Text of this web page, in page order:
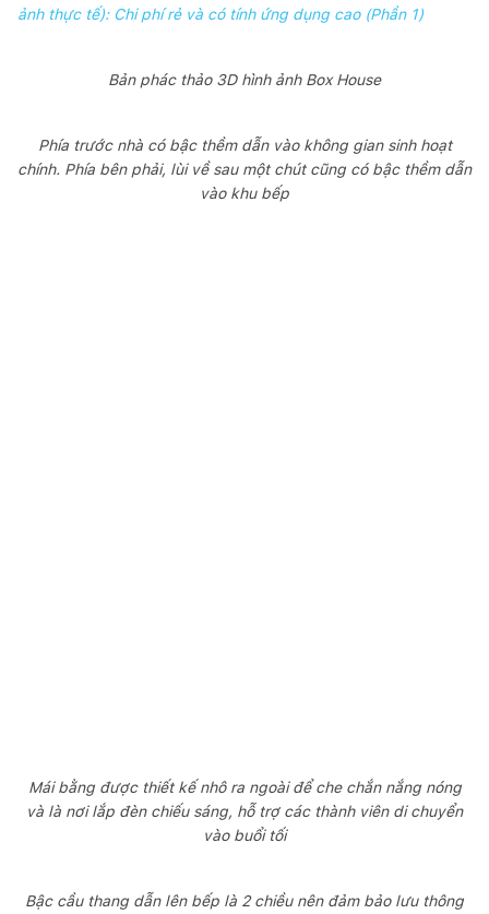
ảnh thực tế): Chi phí rẻ và có tính ứng dụng cao (Phần 1)
Bản phác thảo 3D hình ảnh Box House
Phía trước nhà có bậc thềm dẫn vào không gian sinh hoạt
chính. Phía bên phải, lùi về sau một chút cũng có bậc thềm dẫn
vào khu bếp
Mái bằng được thiết kế nhô ra ngoài để che chắn nắng nóng
và là nơi lắp đèn chiếu sáng, hỗ trợ các thành viên di chuyển
vào buổi tối
Bậc cầu thang dẫn lên bếp là 2 chiều nên đảm bảo lưu thông